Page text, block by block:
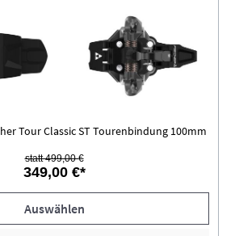
Tour Classic ST Tourenbindung 100mm
statt 499,00 €
349,00 €*
Auswählen